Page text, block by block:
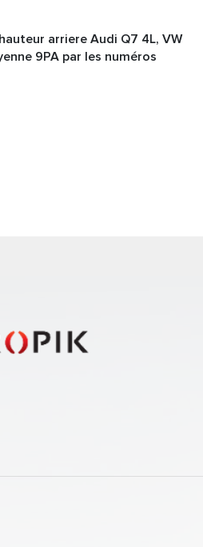
arriere Audi Q7 4L, VW
9PA par les numéros